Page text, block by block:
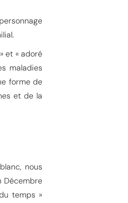
et « adoré
maladies
forme de
et de la
nous
Décembre
temps »